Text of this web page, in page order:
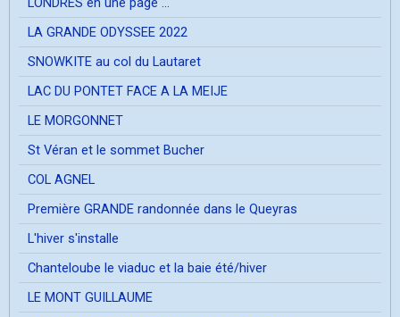
LA GRANDE ODYSSEE 2022
SNOWKITE au col du Lautaret
LAC DU PONTET FACE A LA MEIJE
LE MORGONNET
St Véran et le sommet Bucher
COL AGNEL
Première GRANDE randonnée dans le Queyras
L'hiver s'installe
Chanteloube le viaduc et la baie été/hiver
LE MONT GUILLAUME